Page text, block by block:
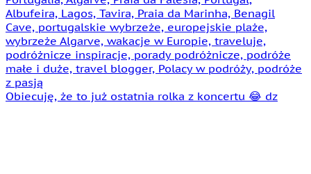
Obiecuję, że to już ostatnia rolka z koncertu 😂 dz